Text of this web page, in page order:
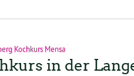
Kochkurs Mensa
in der